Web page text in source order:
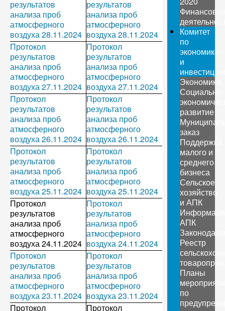
результатов
анализа проб
атмосферного
воздуха 28.11.2024
результатов
анализа проб
атмосферного
воздуха 28.11.2024
Протокол
результатов
анализа проб
атмосферного
воздуха 27.11.2024
Протокол
результатов
анализа проб
атмосферного
воздуха 27.11.2024
Протокол
результатов
анализа проб
атмосферного
воздуха 26.11.2024
Протокол
результатов
анализа проб
атмосферного
воздуха 26.11.2024
Протокол
результатов
анализа проб
атмосферного
воздуха 25.11.2024
Протокол
результатов
анализа проб
атмосферного
воздуха 25.11.2024
Протокол
результатов
анализа проб
атмосферного
воздуха 24.11.2024
Протокол
результатов
анализа проб
атмосферного
воздуха 24.11.2024
Протокол
результатов
анализа проб
атмосферного
воздуха 23.11.2024
Протокол
результатов
анализа проб
атмосферного
воздуха 23.11.2024
Протокол
Протокол
Комитет
по
экономике
и
Экономика
Социально-
развитие
заказ
Поддержка
малого и
среднего
бизнеса
Сельское
хозяйство
и АПК
АПК
Реестр
Планы
по